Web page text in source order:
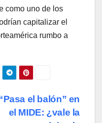
como uno de los
capitalizar el
rumbo a
el balón” en
el MIDE: ¿vale la